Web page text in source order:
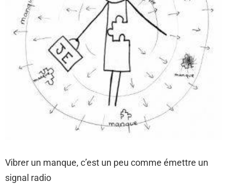
Vibrer un manque, c’est un peu comme émettre un
signal radio